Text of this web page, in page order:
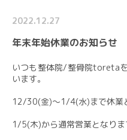
2022.12.27
年末年始休業のお知らせ
いつも整体院/整骨院toreta
います。
12/30(金)～1/4(水)まで休業
1/5(木)から通常営業となりま